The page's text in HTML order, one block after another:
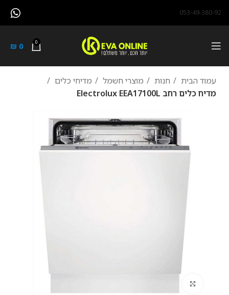
053-49-380-92
0
₪ 0
עמוד הבית חנות מוצרי חשמל
מדיחי כלים
מדיח כלים ‏רחב Electrolux EEA17100L